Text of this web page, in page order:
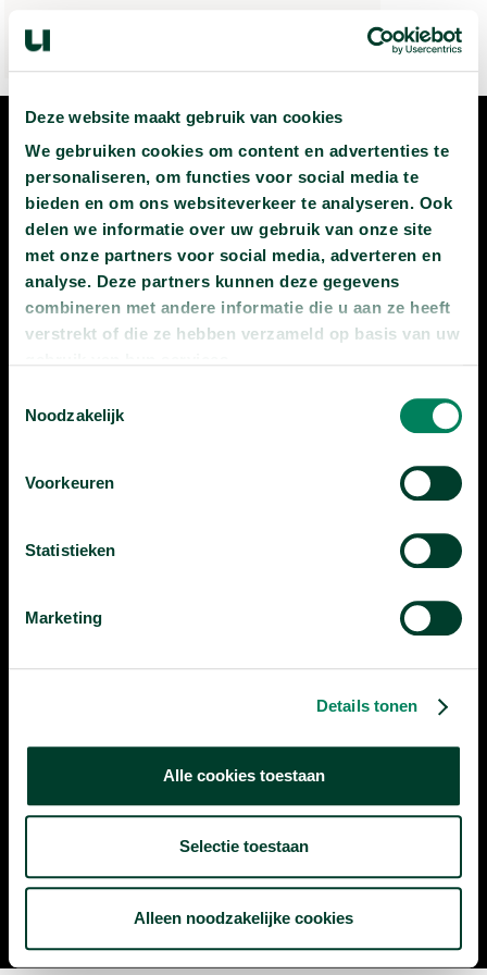
Deze website maakt gebruik van cookies
We gebruiken cookies om content en advertenties te
personaliseren, om functies voor social media te
bieden en om ons websiteverkeer te analyseren. Ook
delen we informatie over uw gebruik van onze site
met onze partners voor social media, adverteren en
analyse. Deze partners kunnen deze gegevens
combineren met andere informatie die u aan ze heeft
verstrekt of die ze hebben verzameld op basis van uw
Noodzakelijk
Voorkeuren
Statistieken
Marketing
Details tonen
Alle cookies toestaan
Selectie toestaan
Alleen noodzakelijke cookies
Heb je vragen?
info@universiteitvannederland.nl
SCHRIJF JE IN
VOOR DE
NIEUWSBRIEF